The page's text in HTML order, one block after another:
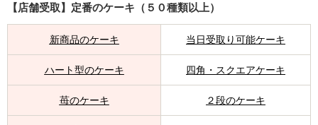
【店舗受取】定番のケーキ（５０種類以上）
新商品のケーキ 当日受取り可能ケーキ
ハート型のケーキ 四角・スクエアケーキ
苺のケーキ ２段のケーキ